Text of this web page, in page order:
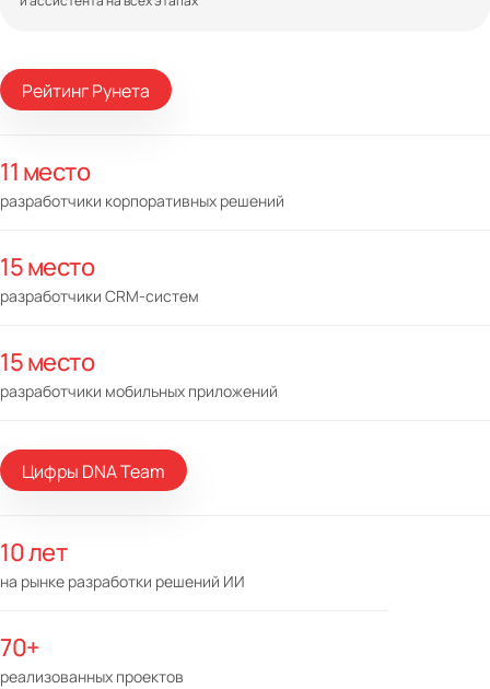
Рейтинг Рунета
11 место
разработчики корпоративных решений
15 место
разработчики CRM-систем
15 место
разработчики мобильных приложений
Цифры DNA Team
10 лет
на рынке разработки решений ИИ
70+
реализованных проектов